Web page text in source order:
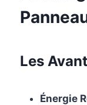
Les
Énergie